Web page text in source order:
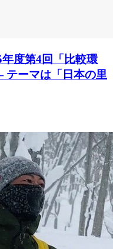
度第4回「比較環
ーマは「日本の里